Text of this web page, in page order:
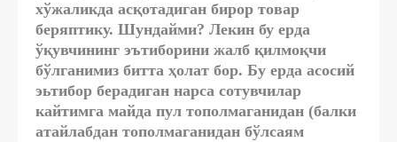
хўжаликда асқотадиган бирор товар
беряптику. Шундайми? Лекин бу ерда
ўқувчининг эътиборини жалб қилмоқчи
бўлганимиз битта ҳолат бор. Бу ерда асосий
эьтибор берадиган нарса сотувчилар
кайтимга майда пул тополмаганидан (балки
атайлабдан тополмаганидан бўлсаям